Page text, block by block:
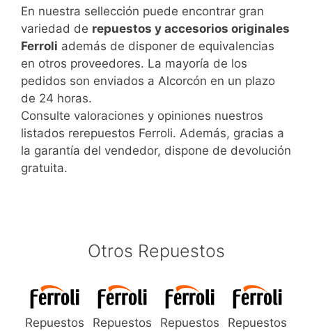
En nuestra sellección puede encontrar gran
variedad de repuestos y accesorios originales
Ferroli además de disponer de equivalencias
en otros proveedores. La mayoría de los
pedidos son enviados a Alcorcón en un plazo
de 24 horas.
Consulte valoraciones y opiniones nuestros
listados rerepuestos Ferroli. Además, gracias a
la garantía del vendedor, dispone de devolución
gratuita.
Otros Repuestos
Repuestos
Repuestos
Repuestos
Repuestos